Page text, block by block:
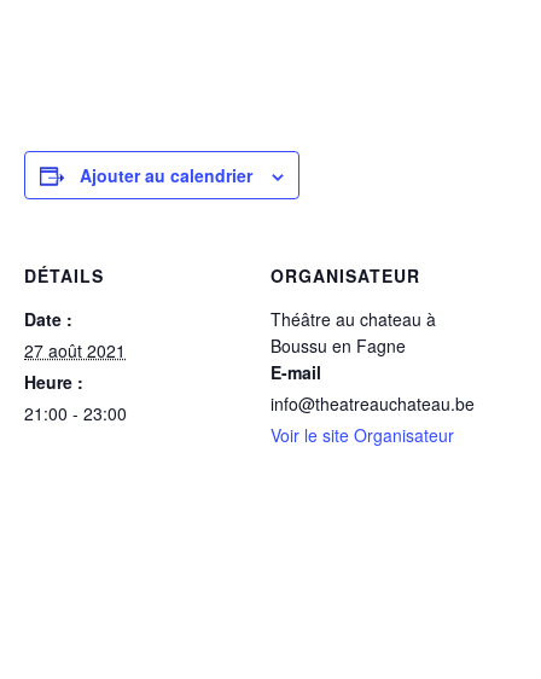
Ajouter au calendrier
DÉTAILS
Date :
27 août 2021
Heure :
21:00 - 23:00
ORGANISATEUR
Théâtre au chateau à
Boussu en Fagne
E-mail
info@theatreauchateau.be
Voir le site Organisateur